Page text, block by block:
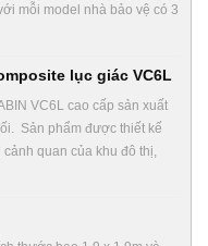
mỗi model nhà bảo vệ có 3
lục giác VC6L
VC6L cao cấp sản xuất
Sản phẩm được thiết kế
quan của khu đô thị,